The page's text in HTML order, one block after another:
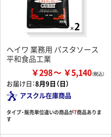
ヘイワ 業務用 パスタソース
平和食品工業
￥298 ￥5,140
お届け日：8月9日（日）
アスクル在庫商品
タイプ・販売単位違いの商品が7商品ありま
す